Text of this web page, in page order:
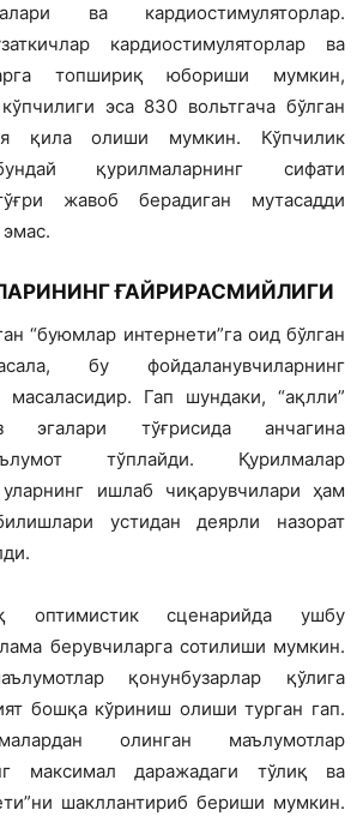
ва кардиостимуляторлар.
кардиостимуляторлар ва
топшириқ юбориши мумкин,
эса 830 вольтгача бўлган
қила олиши мумкин. Кўпчилик
қурилмаларнинг сифати
жавоб берадиган мутасадди
ҒАЙРИРАСМИЙЛИГИ
“буюмлар интернети”га оид бўлган
бу фойдаланувчиларнинг
масаласидир. Гап шундаки, “ақлли”
эгалари тўғрисида анчагина
тўплайди. Қурилмалар
ишлаб чиқарувчилари ҳам
устидан деярли назорат
оптимистик сценарийда ушбу
берувчиларга сотилиши мумкин.
қонунбузарлар қўлига
бошқа кўриниш олиши турган гап.
олинган маълумотлар
максимал даражадаги тўлиқ ва
шакллантириб бериши мумкин.